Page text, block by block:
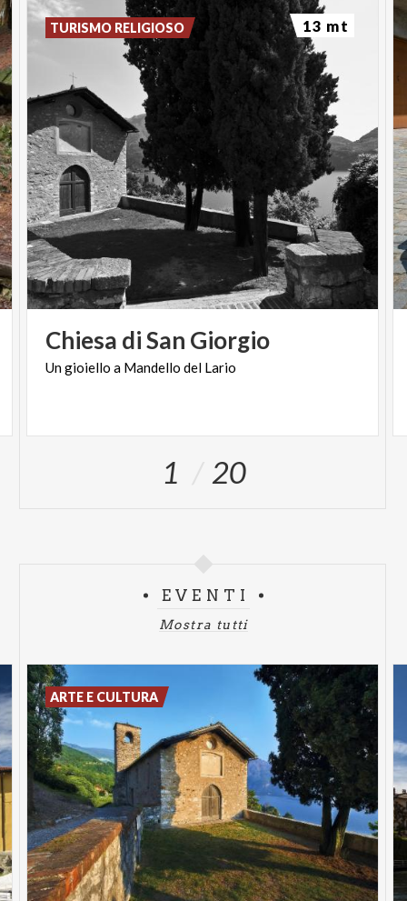
Chiesa diSan Giorgio
Ungioiello a Mandello del Lario
TURISMO RELIGIOSO 13 mt
1 20
EVENTI
Mostra tutti
ARTE E CULTURA